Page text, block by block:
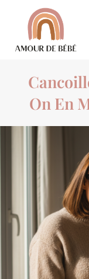
On En